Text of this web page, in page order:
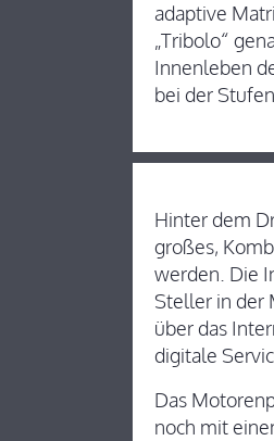
adaptive
„Tribolo“
Innenleben
bei der
Hinter dem
großes,
werden. Die
Steller in der
über das
digitale
Das
noch mit